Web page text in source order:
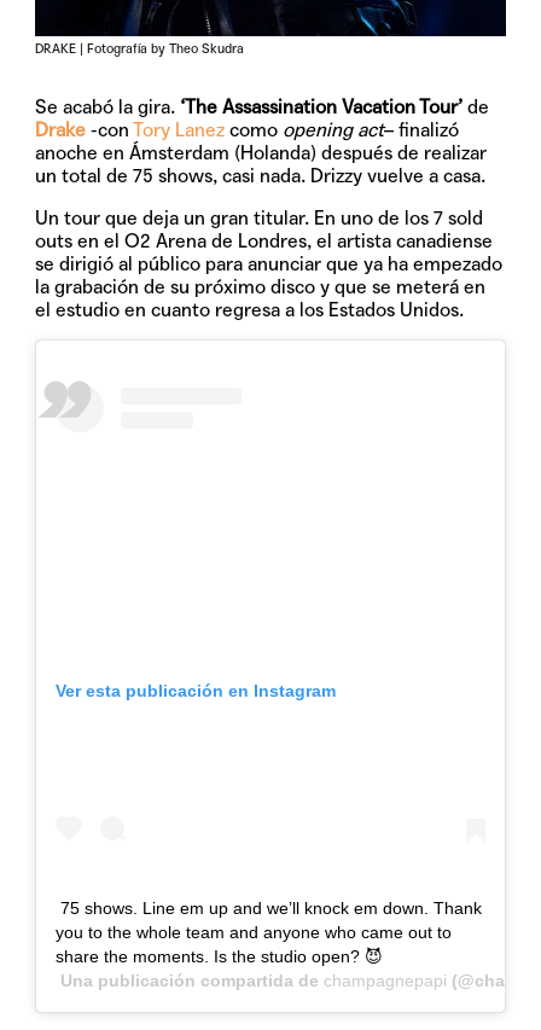
DRAKE | Fotografía by Theo Skudra
Se acabó la gira. ‘The Assassination Vacation Tour’ de
Drake -conTory Lanez como opening act– finalizó
anoche en Ámsterdam (Holanda) después de realizar
un total de 75 shows, casi nada. Drizzy vuelve a casa.
Un tour que deja un gran titular. En uno de los 7 sold
outs en el O2 Arena de Londres, el artista canadiense
se dirigió al público para anunciar que ya ha empezado
la grabación de su próximo disco y que se meterá en
el estudio en cuanto regresa a los Estados Unidos.
Ver esta publicación en Instagram
75 shows. Line em up and we’ll knock em down. Thank
you to the whole team and anyone who came out to
share the moments. Is the studio open? 😈
Una publicación compartida de champagnepapi